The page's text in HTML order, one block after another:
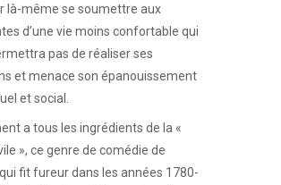
là-même se soumettre aux
d’une vie moins confortable qui
pas de réaliser ses
et menace son épanouissement
et social.
a tous les ingrédients de la «
», ce genre de comédie de
fit fureur dans les années 1780-